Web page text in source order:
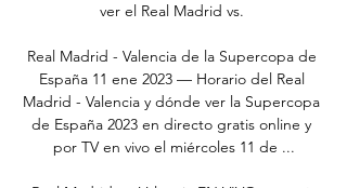
ver el Real Madrid vs.
Real Madrid - Valencia de la Supercopa de
España 11 ene 2023 — Horario del Real
Madrid - Valencia y dónde ver la Supercopa
de España 2023 en directo gratis online y
por TV en vivo el miércoles 11 de ...